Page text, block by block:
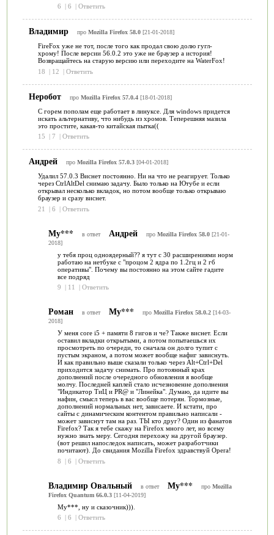
6
| 6 | Ответить
Владимир про Mozilla Firefox 58.0[21-01-2018]
FireFox уже не тот, после того как продал свою долю гугл-
хрому! После версии 56.0.2 это уже не браузер а история!
Возвращайтесь на старую версию или переходите на WaterFox!
18
| 12 | Ответить
Неробот про Mozilla Firefox 57.0.4[18-01-2018]
С горем пополам еще работает в линуксе. Для windows придется
искать альтернативу, что нибудь из хромов. Теперешняя мазила
это простите, какая-то китайская пытка((
15
| 7 | Ответить
Андрей про Mozilla Firefox 57.0.3[04-01-2018]
Удалил 57.0.3 Виснет постоянно. Ни на что не реагирует. Только
через CtrlAltDel снимаю задачу. Было только на Ютубе и если
открывал несколько вкладок, но потом вообще только открываю
браузер и сразу виснет.
21
| 6 | Ответить
Му*** в ответ Андрей про Mozilla Firefox 58.0[21-01-
2018]
у тебя проц одноядерный?? я тут с 30 расширениями норм
работаю на нетбуке с "процом 2 ядра по 1.2гц и 2 гб
оперативы". Почему вы постоянно на этом сайте гадите
все подряд
9
| 11 | Ответить
Роман в ответ Му*** про Mozilla Firefox 58.0.2[14-03-
2018]
У меня core i5 + памяти 8 гигов и че? Также виснет. Если
оставил вкладки открытыми, а потом попытаешься их
просмотреть по очереди, то сначала он долго тупит с
пустым экраном, а потом может вообще нафиг зависнуть.
И как правильно выше сказали только через Alt+Ctrl+Del
приходится задачу снимать. Про потоянный крах
дополнений после очередного обновления я вообще
молчу. Последней каплей стало исчезновение дополнения
"Индикатор ТиЦ и PR@ и "Линейка". Думаю, да идите вы
нафин, смысл теперь в вас вообще потерян. Тормозные,
дополнений нормальных нет, зависаете. И кстати, про
сайты с динамическим контентом правильно написали -
может зависнут там на раз. ТЫ кто друг? Один из фанатов
Firefox? Так я тебе скажу на Firefox много лет, но всему
нужно знать меру. Сегодня перехожу на другой браузер.
(вот решил напоследок написать, может разработчики
почитают). До свидания Mozilla Firefox здравствуй Opera!
8
| 6 | Ответить
Владимир Овальный в ответ Му*** про Mozilla
Firefox Quantum 66.0.3[11-04-2019]
Му***, ну и сказочник))).
6
| 6 | Ответить